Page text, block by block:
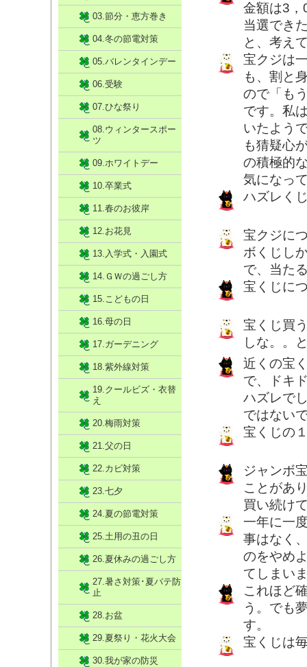
金額は3，
当選でき
と、考え
宝クジは
も、割と
ので「も
です。私
いたよう
も猜疑心
の積極的
気になっ
ハズレく
宝クジに
ボくじし
で、当た
宝くじに
宝くじ買
しな。。
近くの宝
で、ドキ
ハズレで
ではない
宝くじの
ジャンボ
ことがあ
買い続け
一年に一
事はなく
のをやめ
てしまい
これほど
う。でも
す。
宝くじは
03.節分・恵方巻き
04.冬の節電対策
05.バレンタインデー
06.受験
07.ひな祭り
08.ウィンタースポー
ツ
09.ホワイトデー
10.卒業式
11.春のお彼岸
12.お花見
13.入学式・入園式
14.ＧＷの過ごし方
15.こどもの日
16.母の日
17.ガーデニング
18.紫外線対策
19.クールビズ・衣替
え
20.梅雨対策
21.父の日
22.カビ対策
23.七夕
24.夏の節電対策
25.土用の丑の日
26.夏休みの過ごし方
27.暑さ対策･夏バテ防
止
28.お盆
29.夏祭り・花火大会
30.我が家の防災